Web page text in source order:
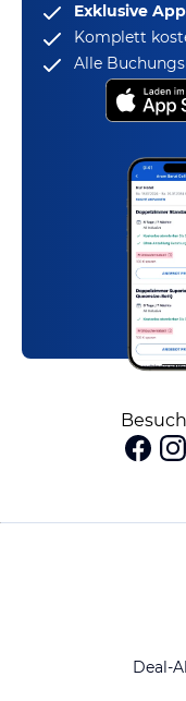
Exklusive
Komplett
Alle
Deal-